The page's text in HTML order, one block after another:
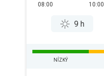
08:00
10:00
9 h
NÍZKÝ